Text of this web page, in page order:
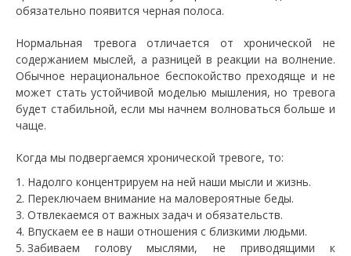
обязательно появится черная полоса.
Нормальная тревога отличается от хронической не
содержанием мыслей, а разницей в реакции на волнение.
Обычное нерациональное беспокойство преходяще и не
может стать устойчивой моделью мышления, но тревога
будет стабильной, если мы начнем волноваться больше и
чаще.
Когда мы подвергаемся хронической тревоге, то:
Надолго концентрируем на ней наши мысли и жизнь.
Переключаем внимание на маловероятные беды.
Отвлекаемся от важных задач и обязательств.
Впускаем ее в наши отношения с близкими людьми.
Забиваем голову мыслями, не приводящими к